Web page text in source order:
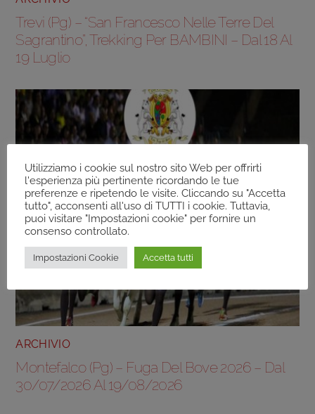
Trevi (Pg) – “San Francesco Nelle Terre Del
Sagrantino”, Trekking Per BAMBINI – Dal 18 Al
19 Luglio
ARCHIVIO
Montefalco (Pg) – Fuga Del Bove 2026 – Dal
30/07/2026 Al 19/08/2026
Utilizziamo i cookie sul nostro sito Web per offrirti
l'esperienza più pertinente ricordando le tue
preferenze e ripetendo le visite. Cliccando su "Accetta
tutto", acconsenti all'uso di TUTTI i cookie. Tuttavia,
puoi visitare "Impostazioni cookie" per fornire un
consenso controllato.
Impostazioni Cookie Accetta tutti